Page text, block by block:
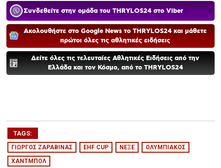
Συνδεθείτε στην ομάδα του THRYLOS24 στο Viber
Ακολουθήστε στο Google News το THRYLOS24 και μάθετε
πρώτοι όλες τις αθλητικές ειδήσεις
Δείτε όλες τις τελευταίες Αθλητικές Ειδήσεις από την
Ελλάδα και τον Κόσμο, από το THRYLOS24
TAGS:
ΓΙΩΡΓΟΣ ΖΑΡΑΒΙΝΑΣ ΕHF CUP ΝΕΞΕ
ΟΛΥΜΠΙΑΚΟΣ
ΧΑΝΤΜΠΟΛ